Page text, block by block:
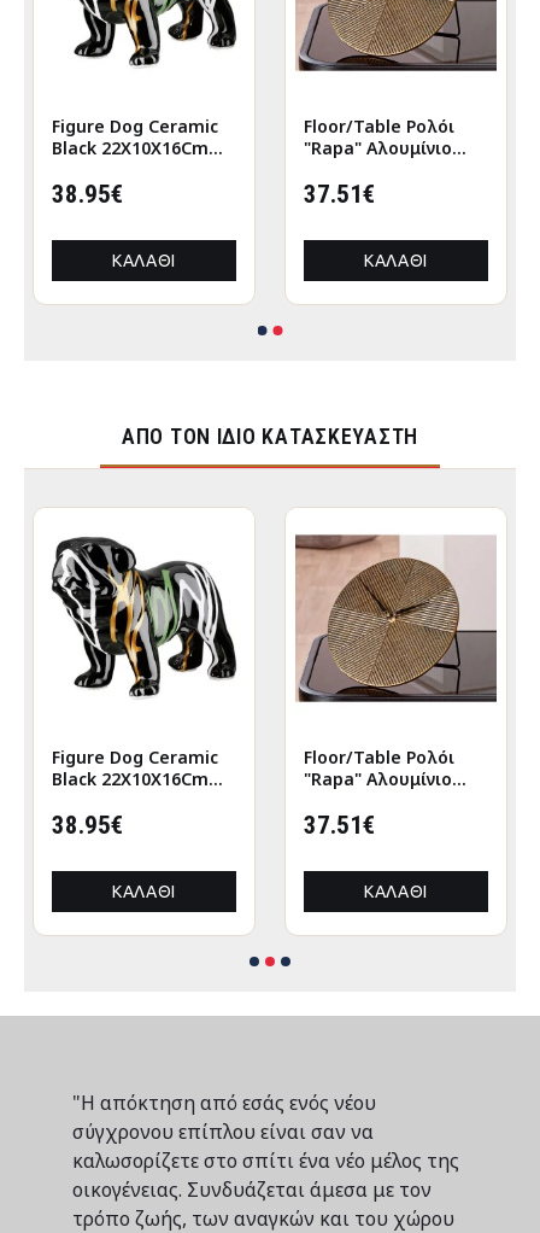
Figure Dog Ceramic
Black 22X10X16Cm
38.95€
ΚΑΛΆΘΙ
Floor/Table Ρολόι
"Rapa" Αλουμίνιο
155 cm D. 205 cm
37.51€
ΚΑΛΆΘΙ
ΑΠΌ ΤΟΝ ΊΔΙΟ ΚΑΤΑΣΚΕΥΑΣΤΉ
Figure Dog Ceramic
Black 22X10X16Cm
38.95€
ΚΑΛΆΘΙ
Floor/Table Ρολόι
"Rapa" Αλουμίνιο
155 cm D. 205 cm
37.51€
ΚΑΛΆΘΙ
"Η απόκτηση από εσάς ενός νέου
σύγχρονου επίπλου είναι σαν να
καλωσορίζετε στο σπίτι ένα νέο μέλος της
οικογένειας. Συνδυάζεται άμεσα με τον
τρόπο ζωής, των αναγκών και του χώρου